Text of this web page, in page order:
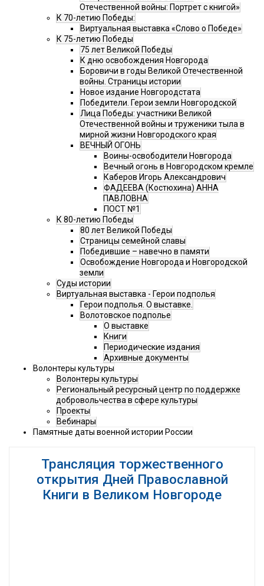
Отечественной войны: Портрет с книгой»
К 70-летию Победы:
Виртуальная выставка «Слово о Победе»
К 75-летию Победы
75 лет Великой Победы
К дню освобождения Новгорода
Боровичи в годы Великой Отечественной
войны. Страницы истории
Новое издание Новгородстата
Победители. Герои земли Новгородской
Лица Победы: участники Великой
Отечественной войны и труженики тыла в
мирной жизни Новгородского края
ВЕЧНЫЙ ОГОНЬ
Воины-освободители Новгорода
Вечный огонь в Новгородском кремле
Каберов Игорь Александрович
ФАДЕЕВА (Костюхина) АННА
ПАВЛОВНА
ПОСТ №1
К 80-летию Победы
80 лет Великой Победы
Страницы семейной славы
Победившие – навечно в памяти
Освобождение Новгорода и Новгородской
земли
Суды истории
Виртуальная выставка - Герои подполья
Герои подполья. О выставке.
Волотовское подполье
О выставке
Книги
Периодические издания
Архивные документы
Волонтеры культуры
Волонтеры культуры
Региональный ресурсный центр по поддержке
добровольчества в сфере культуры
Проекты
Вебинары
Памятные даты военной истории России
Трансляция торжественного
открытия Дней Православной
Книги в Великом Новгороде